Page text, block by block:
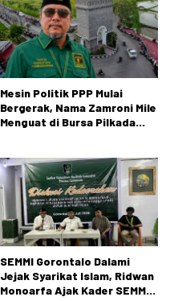
Mesin Politik PPP Mulai
Bergerak, Nama Zamroni Mile
Menguat di Bursa Pilkada
SEMMI Gorontalo Dalami
Jejak Syarikat Islam, Ridwan
Monoarfa Ajak Kader SEMMI